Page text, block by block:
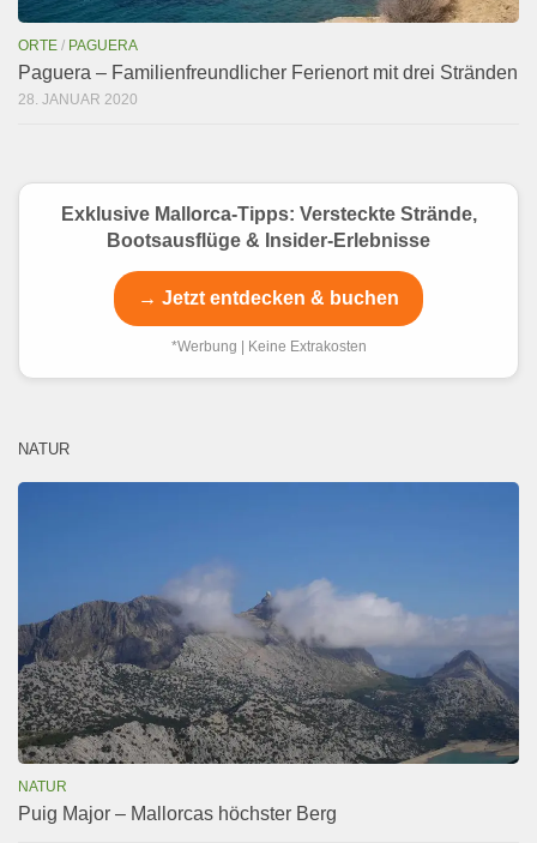
ORTE / PAGUERA
Paguera – Familienfreundlicher Ferienort mit drei Stränden
28. JANUAR 2020
Exklusive Mallorca-Tipps: Versteckte Strände,
Bootsausflüge & Insider-Erlebnisse
→ Jetzt entdecken & buchen
*Werbung | Keine Extrakosten
NATUR
NATUR
Puig Major – Mallorcas höchster Berg